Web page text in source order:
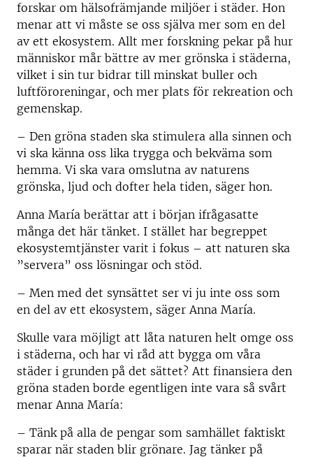
forskar om hälsofrämjande miljöer i städer. Hon
menar att vi måste se oss själva mer som en del
av ett ekosystem. Allt mer forskning pekar på hur
människor mår bättre av mer grönska i städerna,
vilket i sin tur bidrar till minskat buller och
luftföroreningar, och mer plats för rekreation och
gemenskap.
– Den gröna staden ska stimulera alla sinnen och
vi ska känna oss lika trygga och bekväma som
hemma. Vi ska vara omslutna av naturens
grönska, ljud och dofter hela tiden, säger hon.
Anna María berättar att i början ifrågasatte
många det här tänket. I stället har begreppet
ekosystemtjänster varit i fokus – att naturen ska
”servera” oss lösningar och stöd.
– Men med det synsättet ser vi ju inte oss som
en del av ett ekosystem, säger Anna María.
Skulle vara möjligt att låta naturen helt omge oss
i städerna, och har vi råd att bygga om våra
städer i grunden på det sättet? Att finansiera den
gröna staden borde egentligen inte vara så svårt
menar Anna María:
– Tänk på alla de pengar som samhället faktiskt
sparar när staden blir grönare. Jag tänker på